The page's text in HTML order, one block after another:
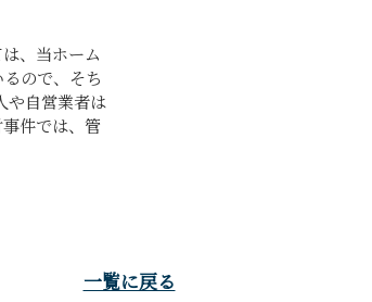
、当ホーム
ので、そち
や自営業者は
件では、管
一覧に戻る